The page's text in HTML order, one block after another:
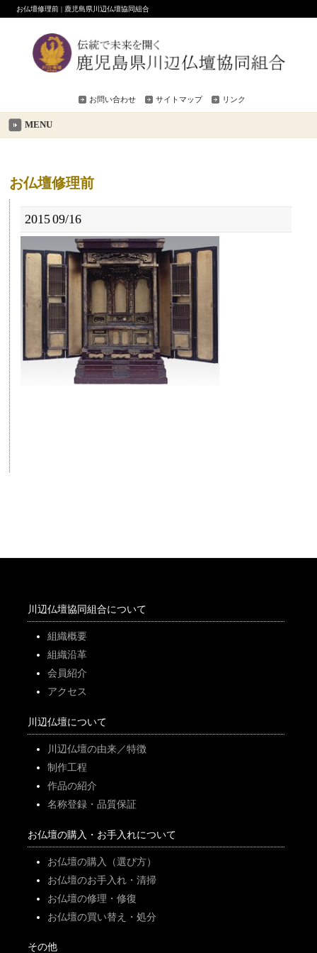
お仏壇修理前 | 鹿児島県川辺仏壇協同組合
お問い合わせ サイトマップ リンク
MENU
お仏壇修理前
09/16
2015
川辺仏壇協同組合について
組織概要
組織沿革
会員紹介
アクセス
川辺仏壇について
川辺仏壇の由来／特徴
制作工程
作品の紹介
名称登録・品質保証
お仏壇の購入・お手入れについて
お仏壇の購入（選び方）
お仏壇のお手入れ・清掃
お仏壇の修理・修復
お仏壇の買い替え・処分
その他